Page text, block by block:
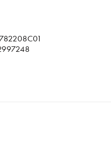
782208C01